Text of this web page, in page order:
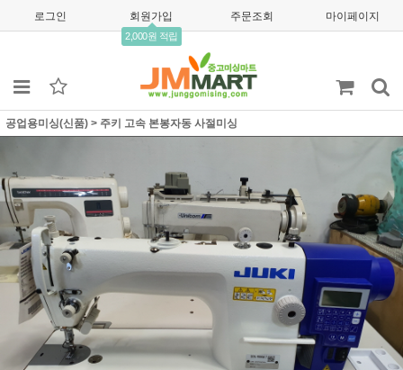
로그인 회원가입
2,000원 적립
주문조회 마이페이지
공업용미싱(신품) > 주키 고속 본봉자동 사절미싱